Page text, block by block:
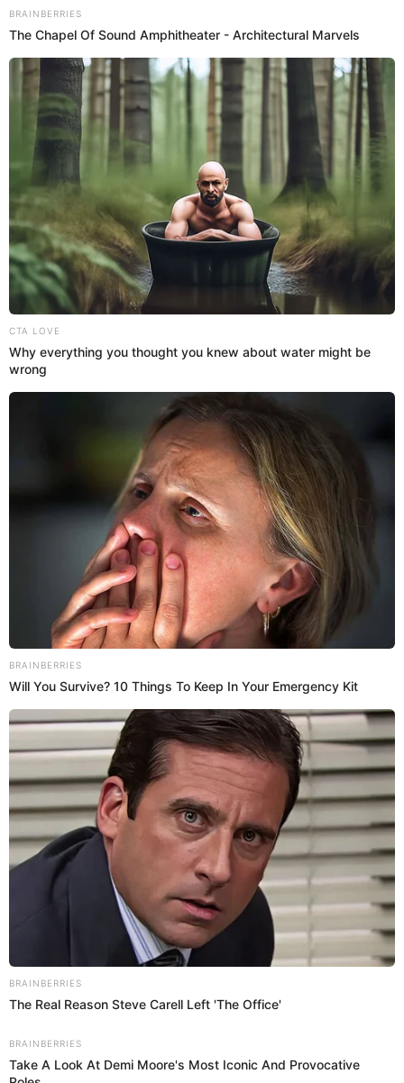
fanatismo”
Tilsa Lozano criticó duramente a Olinda Castañeda tras verla
predicando en las calles de Lima y dejó en claro su forma de pensar.
Te contamos AQUÍ todo lo que dijo.
Antuane Calderón
Tilsa Lozano
04 Sep 2024 | 7:46 h
Olinda Castañeda reprende al diablo en la calle y
sale a predicar la palabra: "Estaba muerta en mis
Olinda Castañeda llamó la atención a muchos transeúntes, quienes
se percataron que ella estaba junto a un parlante y un micrófono en
la calle. ¿Qué decía?
Antuane Calderón
Olinda Castañeda